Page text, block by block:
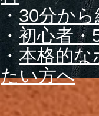
​・30分か
・初心者・
・本格的な
たい方へ